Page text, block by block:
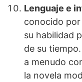
Lenguaje e
conocido por
su habilidad
de su
a menudo
la novela